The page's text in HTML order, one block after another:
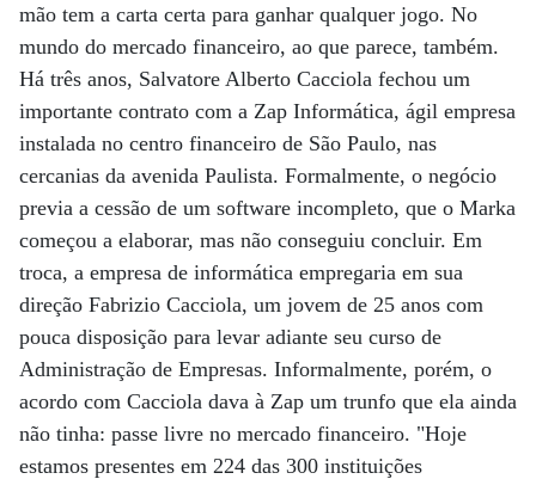
mão tem a carta certa para ganhar qualquer jogo. No
mundo do mercado financeiro, ao que parece, também.
Há três anos, Salvatore Alberto Cacciola fechou um
importante contrato com a Zap Informática, ágil empresa
instalada no centro financeiro de São Paulo, nas
cercanias da avenida Paulista. Formalmente, o negócio
previa a cessão de um software incompleto, que o Marka
começou a elaborar, mas não conseguiu concluir. Em
troca, a empresa de informática empregaria em sua
direção Fabrizio Cacciola, um jovem de 25 anos com
pouca disposição para levar adiante seu curso de
Administração de Empresas. Informalmente, porém, o
acordo com Cacciola dava à Zap um trunfo que ela ainda
não tinha: passe livre no mercado financeiro. "Hoje
estamos presentes em 224 das 300 instituições